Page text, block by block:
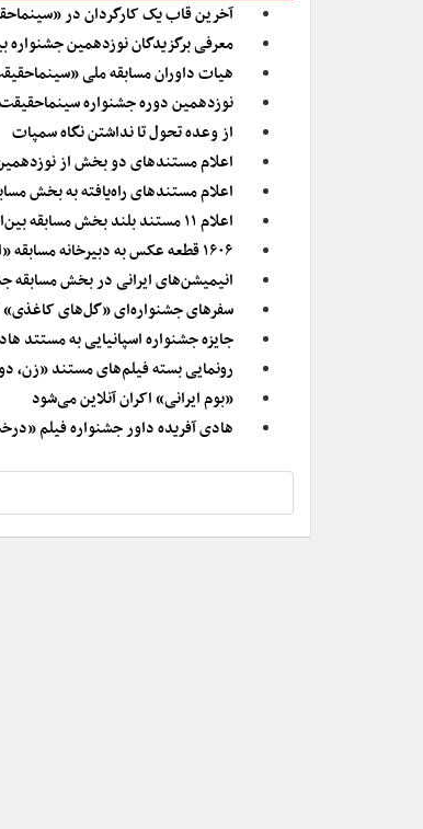
آخرین قاب یک کارگردان در «سینماحقیقت۱۹»/ احسان
معرفی برگزیدگان نوزدهمین
هیات داوران مسابقه ملی «سینماحقیقت» ۱۹ معرفی
نوزدهمین دوره جشنواره
از وعده تحول تا نداشتن نگاه سمپات
اعلام مستندهای دو بخش از
اعلام مستندهای راه‌یافته به بخش
اعلام ۱۱ مستند بلند بخش مسابقه بین‎‌الملل «سینماحقیقت ۱۹»
۱۶۰۶ قطعه عکس به دبیرخانه مسابقه «از قاب تا روایت» رسید
انیمیشن‌های ایرانی در بخش مسابقه
سفرهای جشنواره‌ای «گل‌های کاغذی»
جایزه جشنواره اسپانیایی به مستتد
رونمایی بسته فیلم‌های مستند «زن،
«بوم ایرانی» اکران آنلاین می‌شود
هادی آفریده داور جشنواره فیلم